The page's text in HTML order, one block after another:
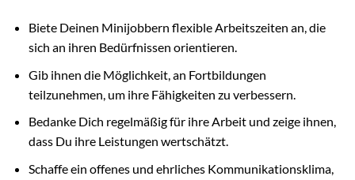
Biete Deinen Minijobbern flexible Arbeitszeiten an, die
sich an ihren Bedürfnissen orientieren.
Gib ihnen die Möglichkeit, an Fortbildungen
teilzunehmen, um ihre Fähigkeiten zu verbessern.
Bedanke Dich regelmäßig für ihre Arbeit und zeige ihnen,
dass Du ihre Leistungen wertschätzt.
Schaffe ein offenes und ehrliches Kommunikationsklima,